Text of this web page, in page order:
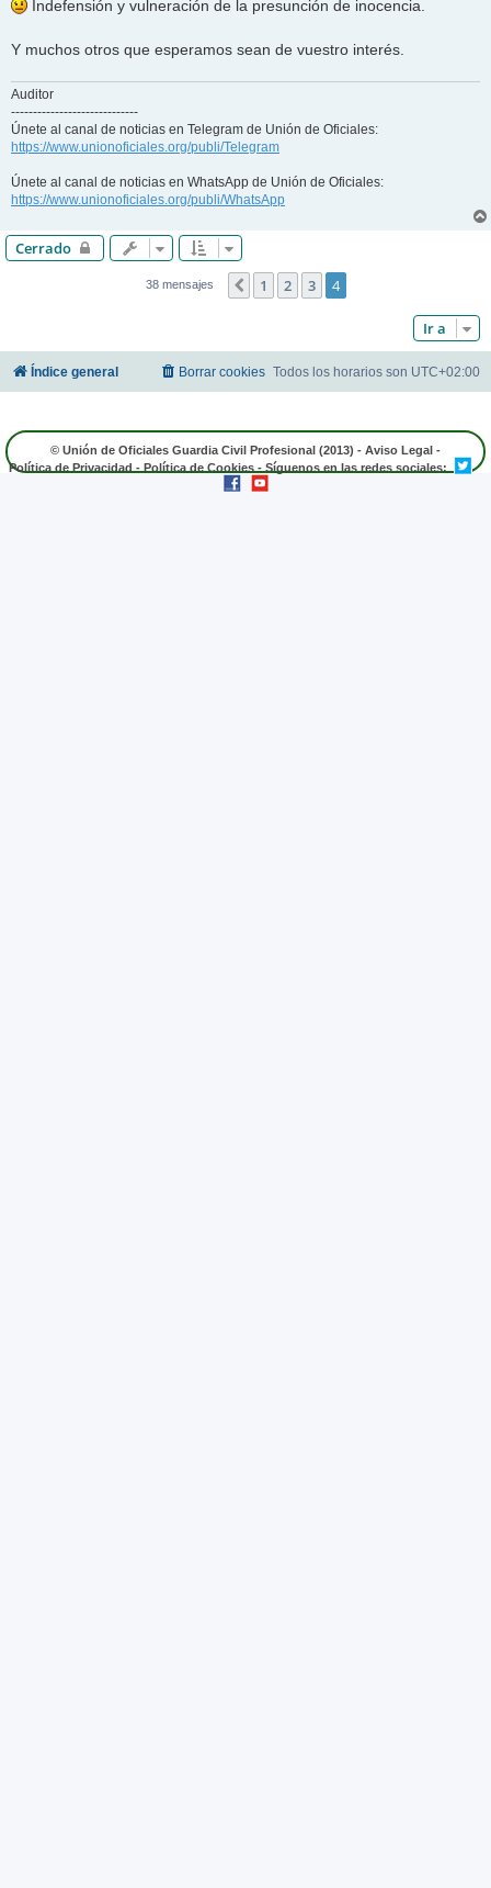
Indefensión y vulneración de la presunción de inocencia.
Y muchos otros que esperamos sean de vuestro interés.
Auditor
-----------------------------
Únete al canal de noticias en Telegram de Unión de Oficiales:
https://www.unionoficiales.org/publi/Telegram
Únete al canal de noticias en WhatsApp de Unión de Oficiales:
https://www.unionoficiales.org/publi/WhatsApp
Cerrado
38 mensajes Anterior
1 2 3 4
Ir a
Índice general Todos los horarios son UTC+02:00
Borrar cookies
© Unión de Oficiales Guardia Civil Profesional (2013) - Aviso Legal -
Política de Privacidad - Política de Cookies - Síguenos en las redes sociales: